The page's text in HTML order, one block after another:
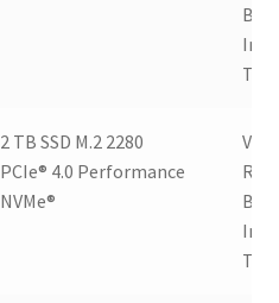
2 TB SSD M.2 2280
PCIe® 4.0 Performance
NVMe®